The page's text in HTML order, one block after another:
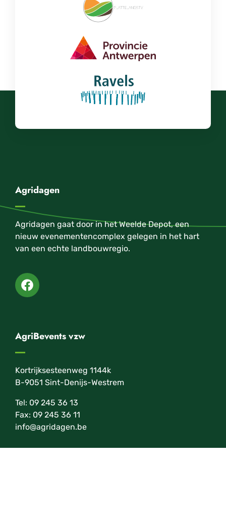
Agridagen
Agridagen gaat door in het Weelde Depot, een
nieuw evenementencomplex gelegen in het hart
van een echte landbouwregio.
AgriBevents vzw
Kortrijksesteenweg 1144k
B-9051 Sint-Denijs-Westrem
Tel: 09 245 36 13
Fax: 09 245 36 11
info@agridagen.be